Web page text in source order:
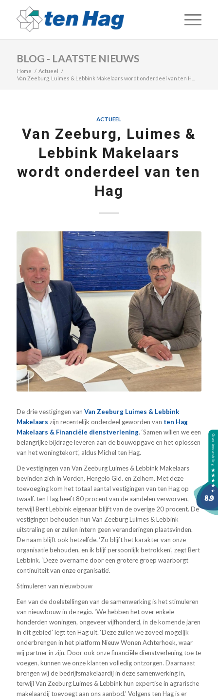
BLOG - LAATSTE NIEUWS
Home / Actueel /
Van Zeeburg, Luimes & Lebbink Makelaars wordt onderdeel van ten H...
ACTUEEL
Van Zeeburg, Luimes &
Lebbink Makelaars
wordt onderdeel van ten
Hag
De drie vestigingen van Van Zeeburg Luimes & Lebbink
Makelaars zijn recentelijk onderdeel geworden van ten Hag
Makelaars & Financiële dienstverlening. ‘Samen willen we een
belangrijke bijdrage leveren aan de bouwopgave en het oplossen
van het woningtekort’, aldus Michel ten Hag.
De vestigingen van Van Zeeburg Luimes & Lebbink Makelaars
bevinden zich in Vorden, Hengelo Gld. en Zelhem. Met deze
toevoeging kom het totaal aantal vestigingen van ten Hag op
twaalf. ten Hag heeft 80 procent van de aandelen verworven,
terwijl Bert Lebbink eigenaar blijft van de overige 20 procent. De
vestigingen behouden hun Van Zeeburg Luimes & Lebbink
uitstraling en er zullen intern geen veranderingen plaatsvinden.
De naam blijft ook hetzelfde. ‘Zo blijft het karakter van onze
organisatie behouden, en ik blijf persoonlijk betrokken’, zegt Bert
Lebbink. ‘Deze overname door een grotere groep waarborgt
continuïteit van onze organisatie’.
Stimuleren van nieuwbouw
Een van de doelstellingen van de samenwerking is het stimuleren
van nieuwbouw in de regio. ‘We hebben het over enkele
honderden woningen, ongeveer vijfhonderd, in de komende jaren
in dit gebied’ legt ten Hag uit. ‘Deze zullen we zoveel mogelijk
onderbrengen in het platform Nieuw Wonen Achterhoek, waar
wij partner in zijn. Door ook onze financiële dienstverlening toe te
voegen, kunnen we onze klanten volledig ontzorgen. Daarnaast
brengen wij de bedrijfsmakelaardij in deze samenwerking in,
terwijl Van Zeeburg Luimes & Lebbink hun expertise in agrarische
makelaardij toevoegt aan ons aanbod.’ Volgens ten Hag is er